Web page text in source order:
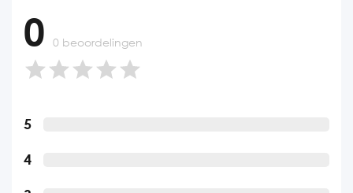
5
4
0 0 beoordelingen